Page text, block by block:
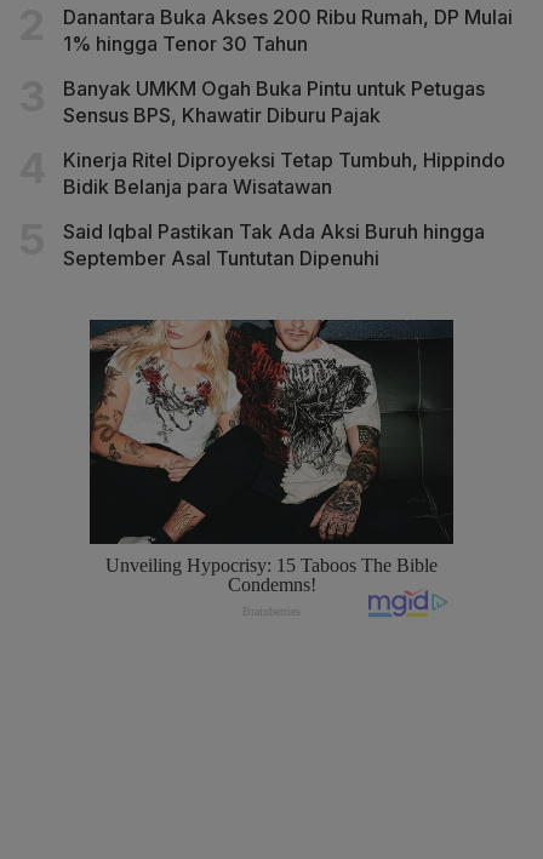
Danantara Buka Akses 200 Ribu Rumah, DP Mulai
1% hingga Tenor 30 Tahun
Banyak UMKM Ogah Buka Pintu untuk Petugas
Sensus BPS, Khawatir Diburu Pajak
Kinerja Ritel Diproyeksi Tetap Tumbuh, Hippindo
Bidik Belanja para Wisatawan
Said Iqbal Pastikan Tak Ada Aksi Buruh hingga
September Asal Tuntutan Dipenuhi